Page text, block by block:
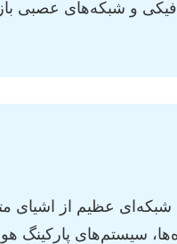
سیستم‌های پارکینگ